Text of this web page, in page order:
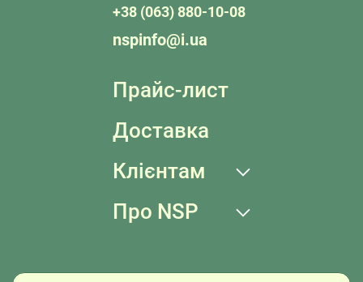
+38 (063) 880-10-08
nspinfo@i.ua
Прайс-лист
Доставка
Клієнтам
Про NSP